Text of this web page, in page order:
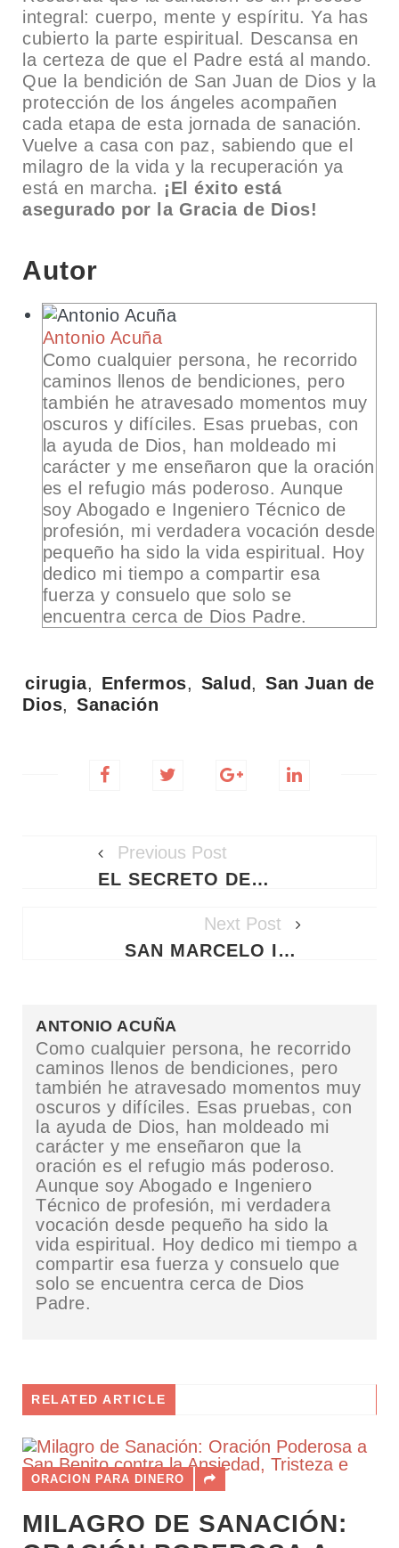
integral: cuerpo, mente y espíritu. Ya has
cubierto la parte espiritual. Descansa en
la certeza de que el Padre está al mando.
Que la bendición de San Juan de Dios y la
protección de los ángeles acompañen
cada etapa de esta jornada de sanación.
Vuelve a casa con paz, sabiendo que el
milagro de la vida y la recuperación ya
está en marcha. ¡El éxito está
asegurado por la Gracia de Dios!
Autor
Antonio Acuña
Como cualquier persona, he recorrido
caminos llenos de bendiciones, pero
también he atravesado momentos muy
oscuros y difíciles. Esas pruebas, con
la ayuda de Dios, han moldeado mi
carácter y me enseñaron que la oración
es el refugio más poderoso. Aunque
soy Abogado e Ingeniero Técnico de
profesión, mi verdadera vocación desde
pequeño ha sido la vida espiritual. Hoy
dedico mi tiempo a compartir esa
fuerza y consuelo que solo se
encuentra cerca de Dios Padre.
Tags:
cirugia, Enfermos, Salud , San Juan de
Dios, Sanación
Previous Post
EL SECRETO DE SAN PANCRACIO: ORACIÓN MILAGROSA PARA DESBLOQUEAR EL EMPLEO Y EL TRABAJO URGENTE
Next Post
SAN MARCELO I: SANTORAL DEL VIERNES 16 DE ENERO DE 2026
ANTONIO ACUÑA
Como cualquier persona, he recorrido
caminos llenos de bendiciones, pero
también he atravesado momentos muy
oscuros y difíciles. Esas pruebas, con
la ayuda de Dios, han moldeado mi
carácter y me enseñaron que la
oración es el refugio más poderoso.
Aunque soy Abogado e Ingeniero
Técnico de profesión, mi verdadera
vocación desde pequeño ha sido la
vida espiritual. Hoy dedico mi tiempo a
compartir esa fuerza y consuelo que
solo se encuentra cerca de Dios
Padre.
RELATED ARTICLE
ORACION PARA DINERO
MILAGRO DE SANACIÓN: